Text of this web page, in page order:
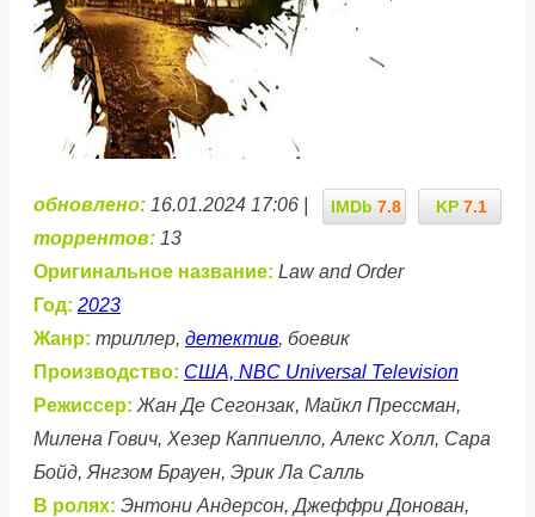
KP 7.1
IMDb 7.8
обновлено: 16.01.2024 17:06 |
торрентов: 13
Оригинальное название: Law and Order
Год: 2023
Жанр: триллер, детектив, боевик
Производство: США, NBC Universal Television
Режиссер: Жан Де Сегонзак, Майкл Прессман,
Милена Гович, Хезер Каппиелло, Алекс Холл, Сара
Бойд, Янгзом Брауен, Эрик Ла Салль
В ролях: Энтони Андерсон, Джеффри Донован,